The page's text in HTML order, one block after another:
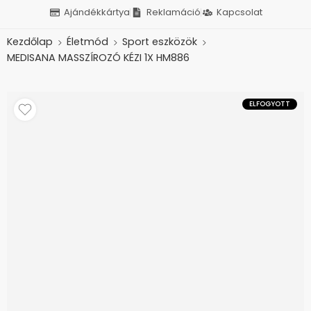
Ajándékkártya Reklamáció Kapcsolat
Kezdőlap Életmód
Sport eszközök
MEDISANA MASSZÍROZÓ KÉZI 1X HM886
ELFOGYOTT